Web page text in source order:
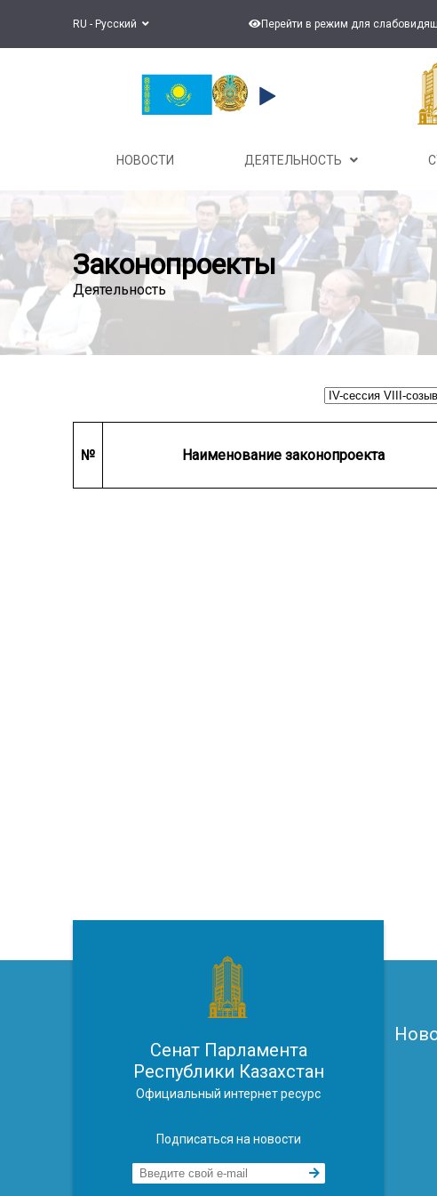
RU - Русский Перейти в режим для
НОВОСТИ ДЕЯТЕЛЬНОСТЬ
Законопроекты
Деятельность
№ Наименование законопроекта
Сенат Парламента
Республики Казахстан
Официальный интернет ресурс
Подписаться на новости